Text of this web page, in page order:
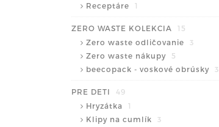
Receptáre
1
ZERO WASTE KOLEKCIA
15
Zero waste odličovanie
3
Zero waste nákupy
5
beecopack - voskové obrúsky
3
PRE DETI
49
Hryzátka
1
Klipy na cumlík
3